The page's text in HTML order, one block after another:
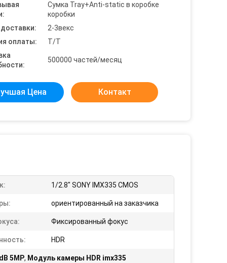
Сумка Tray+Anti-static в коробке
коробки
2-3векс
оплаты:
T/T
500000 частей/месяц
Цена Контакт
1/2.8" SONY IMX335 CMOS
ориентированный на заказчика
Фиксированный фокус
HDR
5MP, Модуль камеры HDR imx335